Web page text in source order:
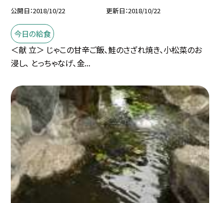
公開日 2018/10/22 更新日 2018/10/22
今日の給食
＜献 立＞ じゃこの甘辛ご飯、鮭のさざれ焼き、小松菜のお
浸し、 とっちゃなげ、金...